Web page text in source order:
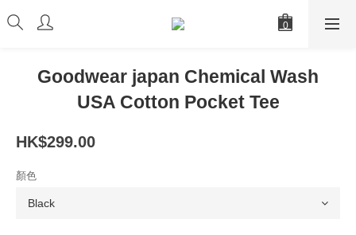
Goodwear japan Chemical Wash
USA Cotton Pocket Tee
HK$299.00
顏色